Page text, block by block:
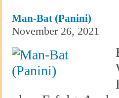
Man-Bat (Panini)
November 26, 2021